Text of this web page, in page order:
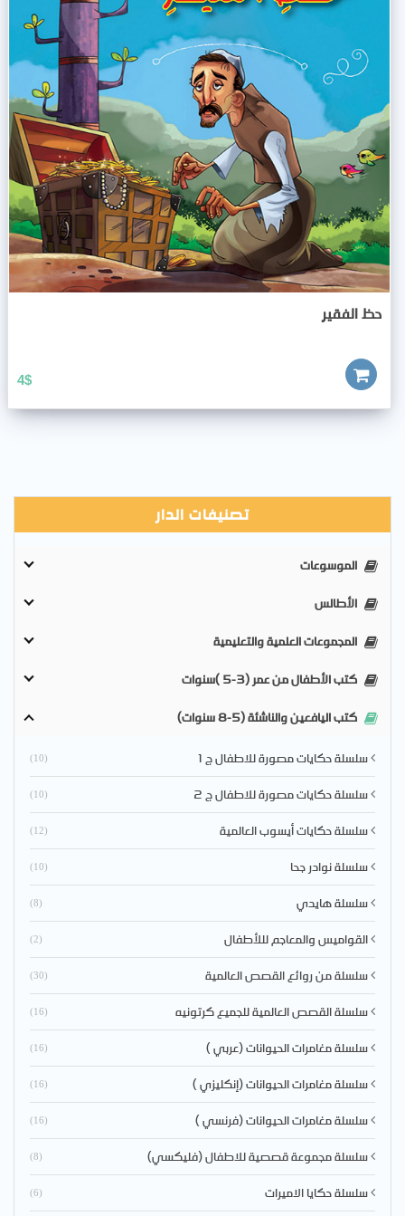
حظ الفقير
4$
تصنيفات الدار
الموسوعات
الأطالس
المجموعات العلمية والتعليمية
كتب الأطفال من عمر (3-5 )سنوات
كتب اليافعين والناشئة (5-8 سنوات)
سلسلة حكايات مصورة للاطفال ج 1 (10)
سلسلة حكايات مصورة للاطفال ج 2 (10)
سلسلة حكايات أيسوب العالمية (12)
سلسلة نوادر جحا (10)
سلسلة هايدي (8)
القواميس والمعاجم لللأطفال (2)
سلسلة من روائع القصص العالمية (30)
سلسلة القصص العالمية للجميع كرتونيه (16)
سلسلة مغامرات الحيوانات (عربي ) (16)
سلسلة مغامرات الحيوانات (إنكليزي ) (16)
سلسلة مغامرات الحيوانات (فرنسي ) (16)
سلسلة مجموعة قصصية للاطفال (فليكسي) (8)
سلسلة حكايا الاميرات (6)